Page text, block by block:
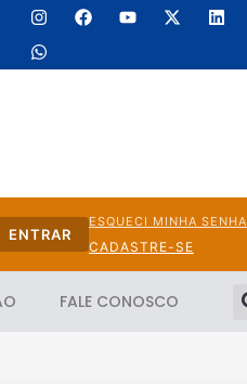
ENTRAR
ESQUECI MINHA SENHA
CADASTRE-SE
FALE CONOSCO